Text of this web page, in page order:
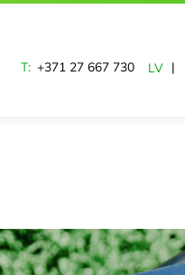
T: +371 27 667 730 LV